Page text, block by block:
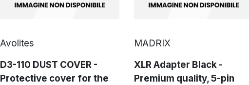
Avolites
D3-110 DUST COVER -
Protective cover for the
MADRIX
XLR Adapter Black -
Premium quality, 5-pin